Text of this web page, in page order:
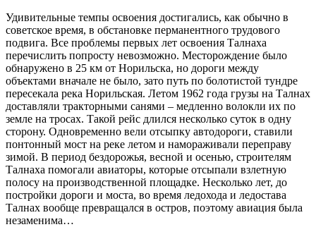
Удивительные темпы освоения достигались, как обычно в
советское время, в обстановке перманентного трудового
подвига. Все проблемы первых лет освоения Талнаха
перечислить попросту невозможно. Месторождение было
обнаружено в 25 км от Норильска, но дороги между
объектами вначале не было, зато путь по болотистой тундре
пересекала река Норильская. Летом 1962 года грузы на Талнах
доставляли тракторными санями – медленно волокли их по
земле на тросах. Такой рейс длился несколько суток в одну
сторону. Одновременно вели отсыпку автодороги, ставили
понтонный мост на реке летом и намораживали переправу
зимой. В период бездорожья, весной и осенью, строителям
Талнаха помогали авиаторы, которые отсыпали взлетную
полосу на производственной площадке. Несколько лет, до
постройки дороги и моста, во время ледохода и ледостава
Талнах вообще превращался в остров, поэтому авиация была
незаменима…